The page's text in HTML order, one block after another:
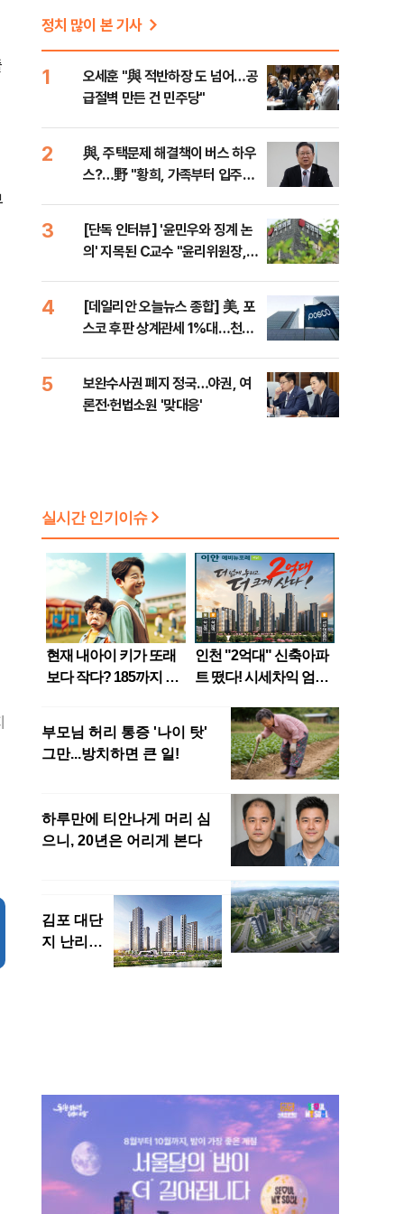
정치 많이 본 기사
1
오세훈 "與 적반하장 도 넘어…공
급절벽 만든 건 민주당"
2
與, 주택문제 해결책이 버스 하우
스?…野 "황희, 가족부터 입주해
3
[단독 인터뷰] '윤민우와 징계 논
의' 지목된 C교수 "윤리위원장,
4
[데일리안 오늘뉴스 종합] 美, 포
스코 후판 상계관세 1%대…천하
5
보완수사권 폐지 정국…야권, 여
론전·헌법소원 '맞대응'